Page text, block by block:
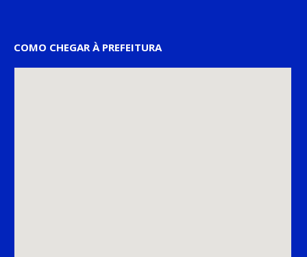
COMO CHEGAR À PREFEITURA